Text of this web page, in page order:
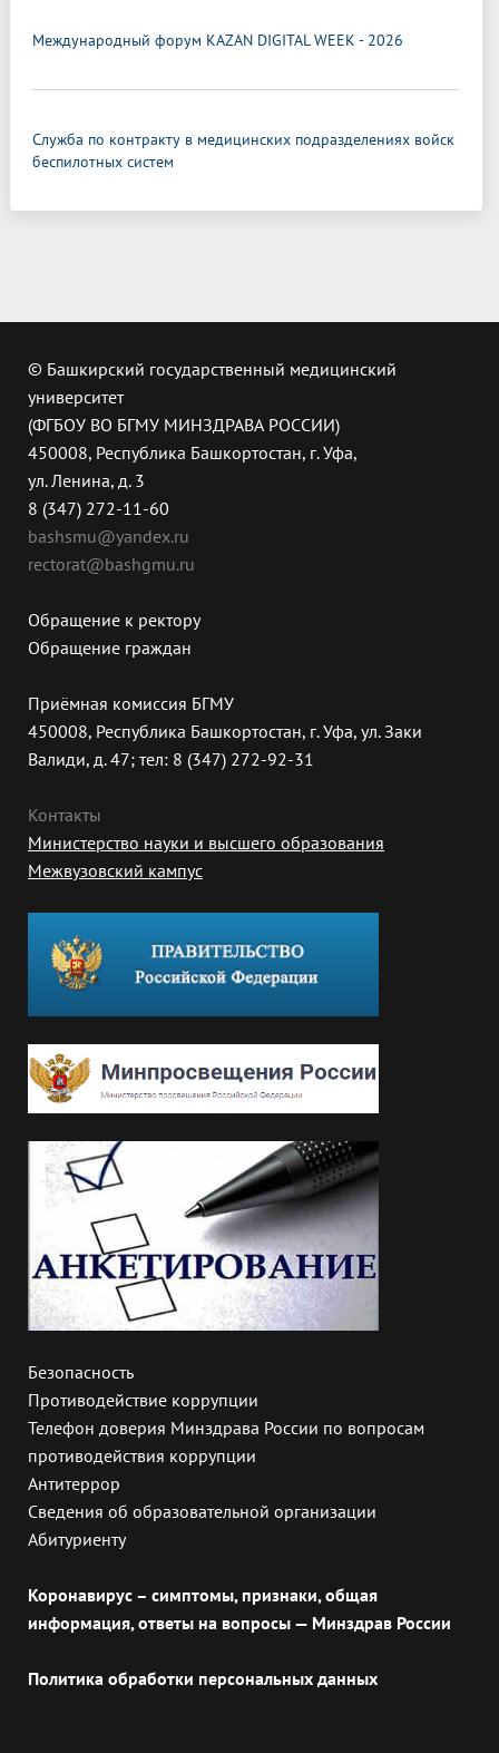
Международный форум KAZAN DIGITAL WEEK - 2026
Служба по контракту в медицинских подразделениях войск
беспилотных систем
© Башкирский государственный медицинский
университет
(ФГБОУ ВО БГМУ МИНЗДРАВА РОССИИ)
450008, Республика Башкортостан, г. Уфа,
ул. Ленина, д. 3
8 (347) 272-11-60
bashsmu@yandex.ru
rectorat@bashgmu.ru
Обращение к ректору
Обращение граждан
Приёмная комиссия БГМУ
450008, Республика Башкортостан, г. Уфа, ул. Заки
Валиди, д. 47; тел: 8 (347) 272-92-31
Контакты
Министерство науки и высшего образования
Межвузовский кампус
Безопасность
Противодействие коррупции
Телефон доверия Минздрава России по вопросам
противодействия коррупции
Антитеррор
Сведения об образовательной организации
Абитуриенту
Коронавирус – симптомы, признаки, общая
информация, ответы на вопросы — Минздрав России
Политика обработки персональных данных